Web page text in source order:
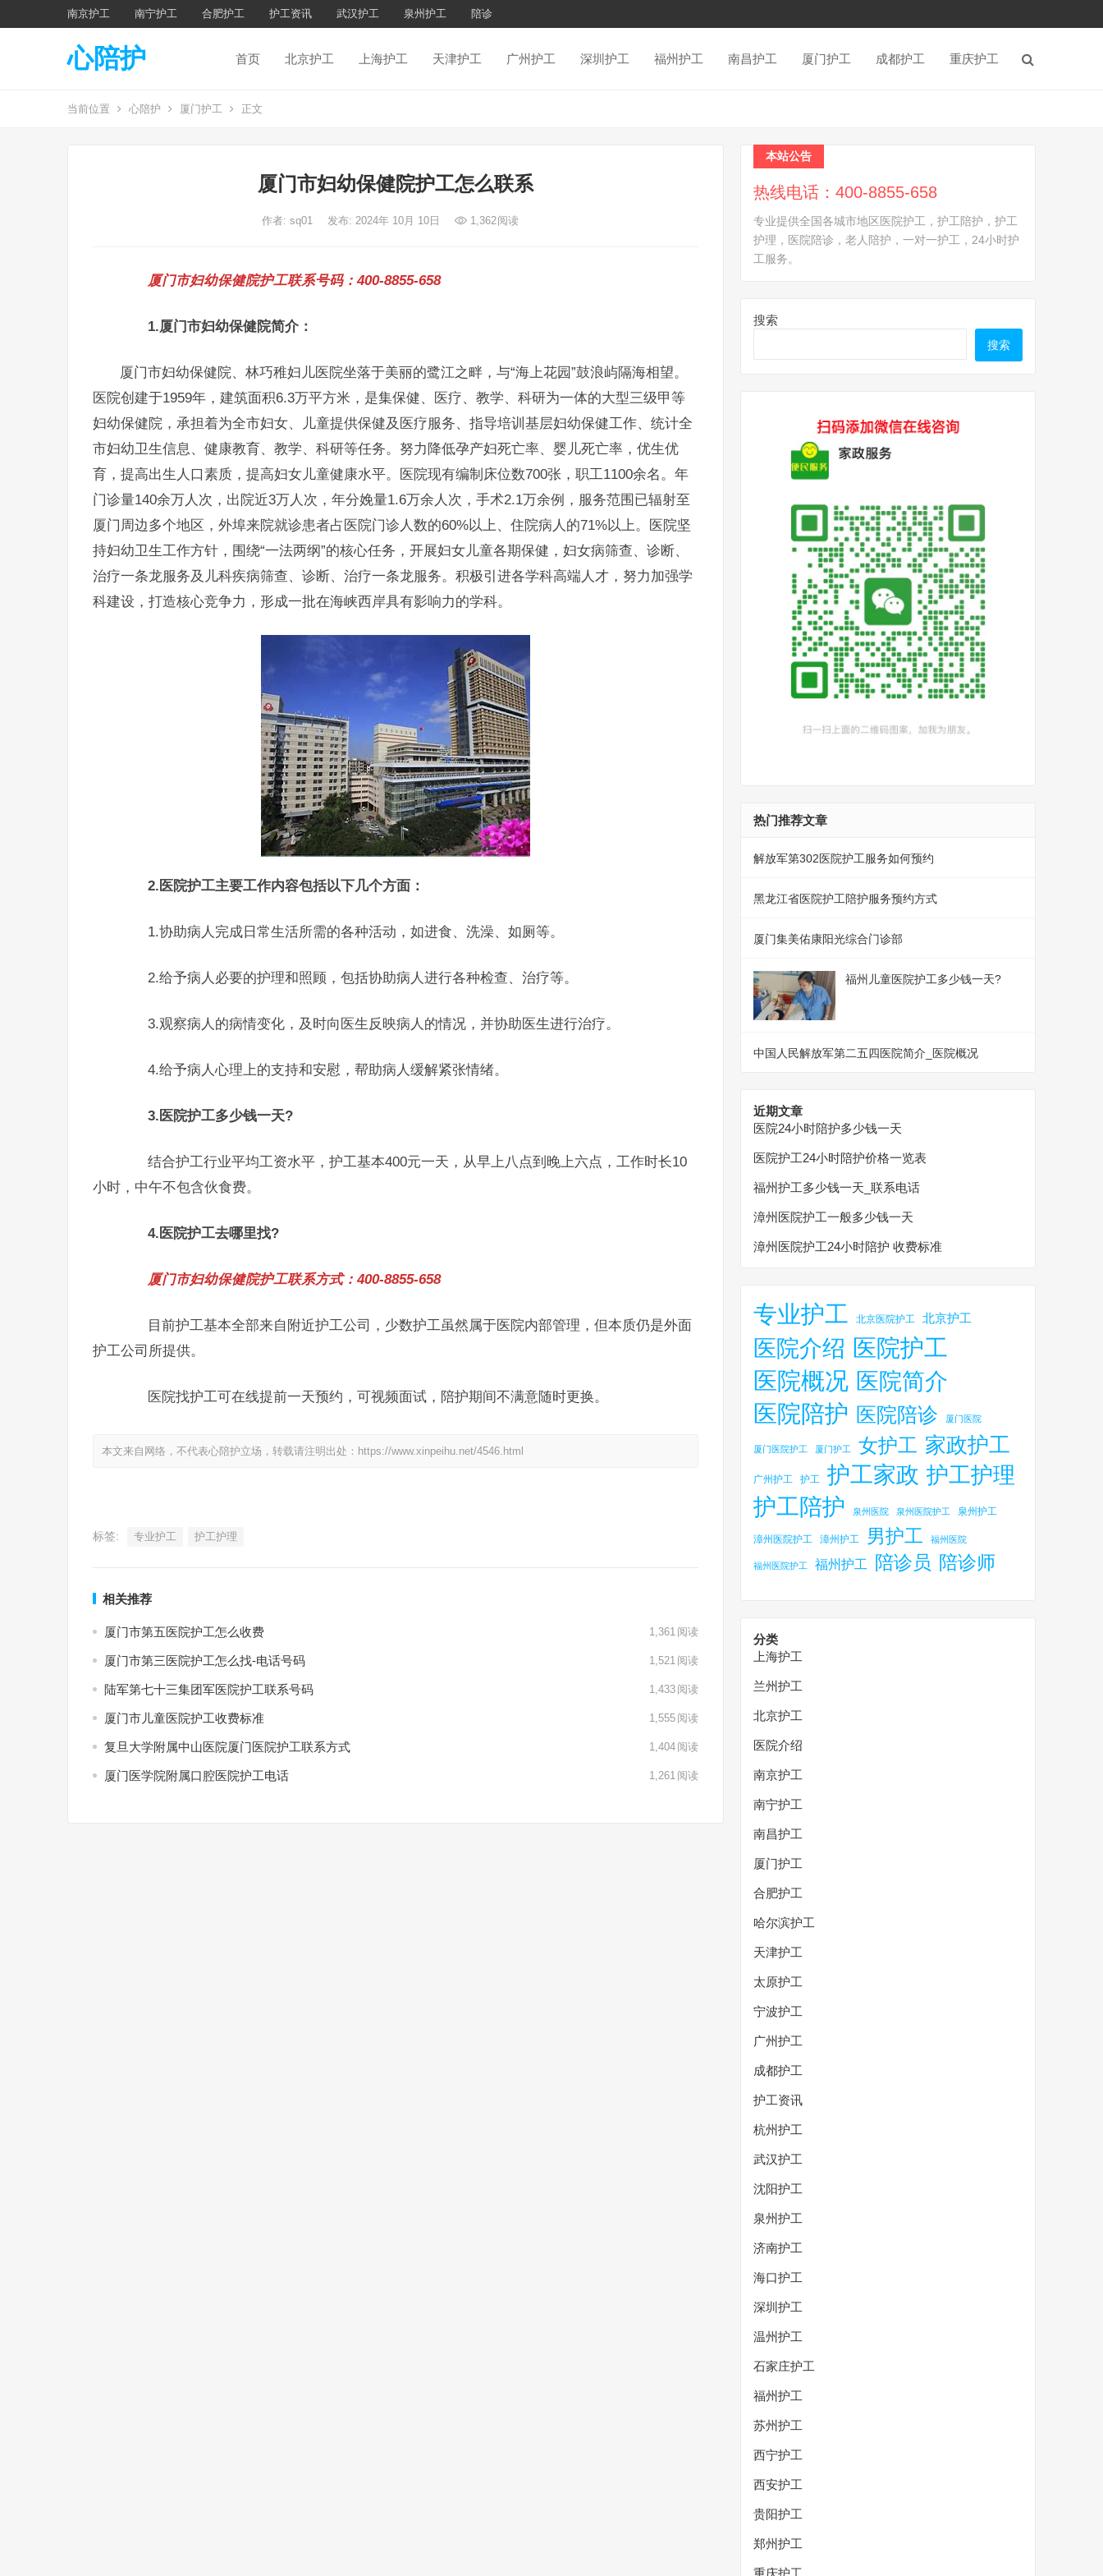
南京护工 南宁护工 合肥护工 护工资讯 武汉护工 泉州护工 陪诊
心陪护 首页 北京护工 上海护工 天津护工 广州护工 深圳护工 福州护工 南昌护工 厦门护工 成都护工 重庆护工
当前位置 心陪护 厦门护工 正文
厦门市妇幼保健院护工怎么联系
作者: sq01 发布: 2024年 10月 10日 1,362阅读
厦门市妇幼保健院护工联系号码：400-8855-658
1.厦门市妇幼保健院简介：
厦门市妇幼保健院、林巧稚妇儿医院坐落于美丽的鹭江之畔，与“海上花园”鼓浪屿隔海相望。
医院创建于1959年，建筑面积6.3万平方米，是集保健、医疗、教学、科研为一体的大型三级甲等
妇幼保健院，承担着为全市妇女、儿童提供保健及医疗服务、指导培训基层妇幼保健工作、统计全
市妇幼卫生信息、健康教育、教学、科研等任务。努力降低孕产妇死亡率、婴儿死亡率，优生优
育，提高出生人口素质，提高妇女儿童健康水平。医院现有编制床位数700张，职工1100余名。年
门诊量140余万人次，出院近3万人次，年分娩量1.6万余人次，手术2.1万余例，服务范围已辐射至
厦门周边多个地区，外埠来院就诊患者占医院门诊人数的60%以上、住院病人的71%以上。医院坚
持妇幼卫生工作方针，围绕“一法两纲”的核心任务，开展妇女儿童各期保健，妇女病筛查、诊断、
治疗一条龙服务及儿科疾病筛查、诊断、治疗一条龙服务。积极引进各学科高端人才，努力加强学
科建设，打造核心竞争力，形成一批在海峡西岸具有影响力的学科。
2.医院护工主要工作内容包括以下几个方面：
1.协助病人完成日常生活所需的各种活动，如进食、洗澡、如厕等。
2.给予病人必要的护理和照顾，包括协助病人进行各种检查、治疗等。
3.观察病人的病情变化，及时向医生反映病人的情况，并协助医生进行治疗。
4.给予病人心理上的支持和安慰，帮助病人缓解紧张情绪。
​3.医院护工多少钱一天?
结合护工行业平均工资水平，护工基本400元一天，从早上八点到晚上六点，工作时长10
小时，中午不包含伙食费。
​4.医院护工去哪里找?
厦门市妇幼保健院护工联系方式：400-8855-658
目前护工基本全部来自附近护工公司，少数护工虽然属于医院内部管理，但本质仍是外面
护工公司所提供。
医院找护工可在线提前一天预约，可视频面试，陪护期间不满意随时更换。
本文来自网络，不代表心陪护立场，转载请注明出处：https://www.xinpeihu.net/4546.html
标签: 专业护工 护工护理
相关推荐
厦门市第五医院护工怎么收费 1,361 阅读
厦门市第三医院护工怎么找-电话号码 1,521 阅读
陆军第七十三集团军医院护工联系号码 1,433 阅读
厦门市儿童医院护工收费标准 1,555 阅读
复旦大学附属中山医院厦门医院护工联系方式 1,404 阅读
厦门医学院附属口腔医院护工电话 1,261 阅读
本站公告
热线电话：400-8855-658
专业提供全国各城市地区医院护工，护工陪护，护工
护理，医院陪诊，老人陪护，一对一护工，24小时护
工服务。
搜索
搜索
热门推荐文章
解放军第302医院护工服务如何预约
黑龙江省医院护工陪护服务预约方式
厦门集美佑康阳光综合门诊部
福州儿童医院护工多少钱一天?
中国人民解放军第二五四医院简介_医院概况
近期文章
医院24小时陪护多少钱一天
医院护工24小时陪护价格一览表
福州护工多少钱一天_联系电话
漳州医院护工一般多少钱一天
漳州医院护工24小时陪护 收费标准
专业护工 北京医院护工 北京护工
医院介绍 医院护工
医院概况 医院简介
医院陪护 医院陪诊 厦门医院
厦门医院护工 厦门护工 女护工 家政护工
广州护工 护工 护工家政 护工护理
护工陪护
泉州医院 泉州医院护工 泉州护工
漳州医院护工 漳州护工 男护工 福州医院
福州医院护工 福州护工 陪诊员 陪诊师
分类
上海护工
兰州护工
北京护工
医院介绍
南京护工
南宁护工
南昌护工
厦门护工
合肥护工
哈尔滨护工
天津护工
太原护工
宁波护工
广州护工
成都护工
护工资讯
杭州护工
武汉护工
沈阳护工
泉州护工
济南护工
海口护工
深圳护工
温州护工
石家庄护工
福州护工
苏州护工
西宁护工
西安护工
贵阳护工
郑州护工